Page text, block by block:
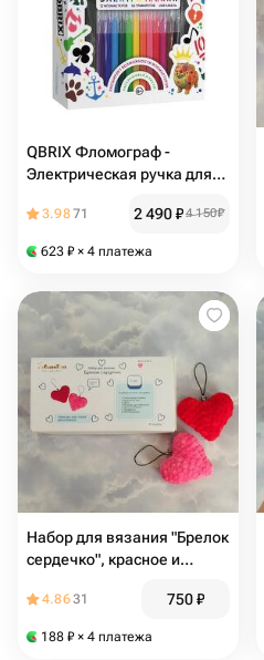
QBRIX Фломограф -
Электрическая ручка для
фломастерами
3.9871 2 490₽4 150₽
623 ₽ × 4 платежа
Набор для вязания "Брелок
сердечко", красное и
4.8631 750₽
188 ₽ × 4 платежа